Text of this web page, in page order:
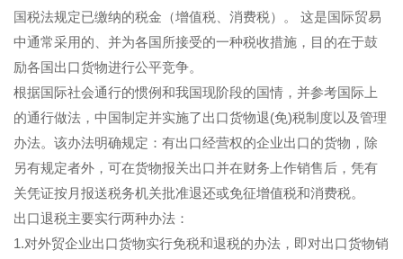
国税法规定已缴纳的税金（增值税、消费税）。 这是国际贸易
中通常采用的、并为各国所接受的一种税收措施，目的在于鼓
励各国出口货物进行公平竞争。
根据国际社会通行的惯例和我国现阶段的国情，并参考国际上
的通行做法，中国制定并实施了出口货物退(免)税制度以及管理
办法。该办法明确规定：有出口经营权的企业出口的货物，除
另有规定者外，可在货物报关出口并在财务上作销售后，凭有
关凭证按月报送税务机关批准退还或免征增值税和消费税。
出口退税主要实行两种办法：
1.对外贸企业出口货物实行免税和退税的办法，即对出口货物销